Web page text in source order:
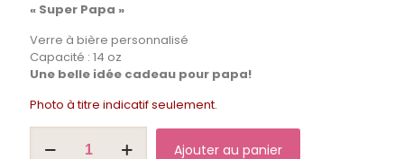
« Super Papa »
Verre à bière personnalisé
Capacité : 14 oz
Une belle idée cadeau pour papa!
Photo à titre indicatif seulement.
Ajouter au panier